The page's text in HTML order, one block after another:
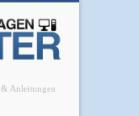
Anleitungen